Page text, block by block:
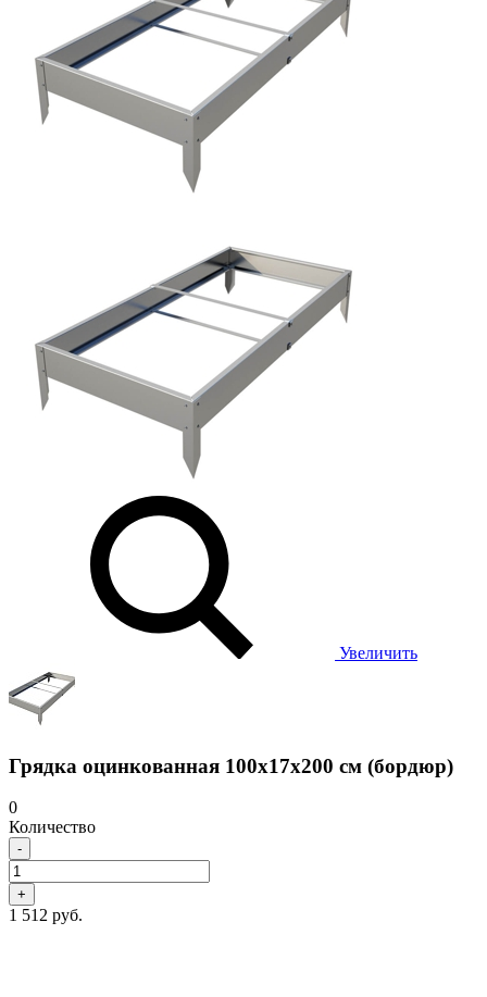
Увеличить
Грядка оцинкованная 100х17х200 см (бордюр)
0
Количество
-
+
1 512 руб.